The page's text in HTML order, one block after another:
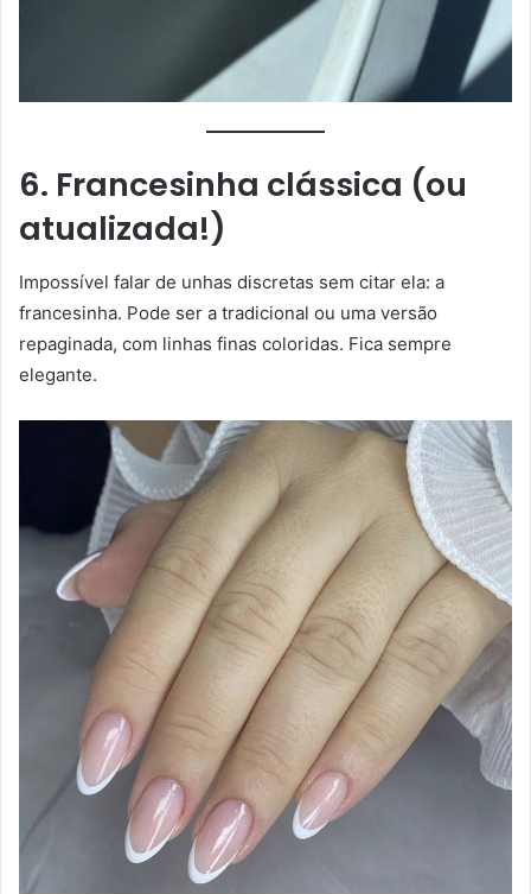
6. Francesinha clássica (ou
atualizada!)
Impossível falar de unhas discretas sem citar ela: a
francesinha. Pode ser a tradicional ou uma versão
repaginada, com linhas finas coloridas. Fica sempre
elegante.